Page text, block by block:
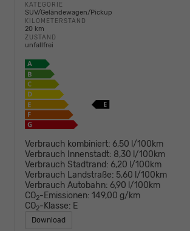
KATEGORIE
SUV/Geländewagen/Pickup
KILOMETERSTAND
20 km
ZUSTAND
unfallfrei
Verbrauch kombiniert: 6,50 l/100km
Verbrauch Innenstadt: 8,30 l/100km
Verbrauch Stadtrand: 6,20 l/100km
Verbrauch Landstraße: 5,60 l/100km
Verbrauch Autobahn: 6,90 l/100km
CO2-Emissionen: 149,00 g/km
CO2-Klasse: E
Download